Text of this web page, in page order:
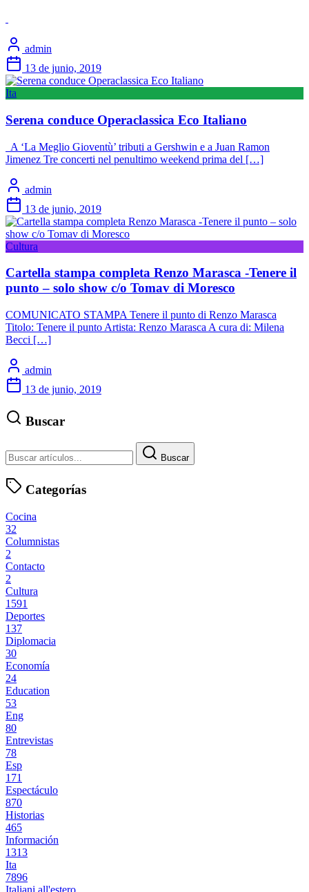
admin
13 de junio, 2019
Ita
Serena conduce Operaclassica Eco Italiano
A ‘La Meglio Gioventù’ tributi a Gershwin e a Juan Ramon
Jimenez Tre concerti nel penultimo weekend prima del […]
admin
13 de junio, 2019
Cultura
Cartella stampa completa Renzo Marasca -Tenere il
punto – solo show c/o Tomav di Moresco
COMUNICATO STAMPA Tenere il punto di Renzo Marasca
Titolo: Tenere il punto Artista: Renzo Marasca A cura di: Milena
Becci […]
admin
13 de junio, 2019
Buscar
Buscar
Categorías
Cocina
32
Columnistas
2
Contacto
2
Cultura
1591
Deportes
137
Diplomacia
30
Economía
24
Education
53
Eng
80
Entrevistas
78
Esp
171
Espectáculo
870
Historias
465
Información
1313
Ita
7896
Italiani all'estero